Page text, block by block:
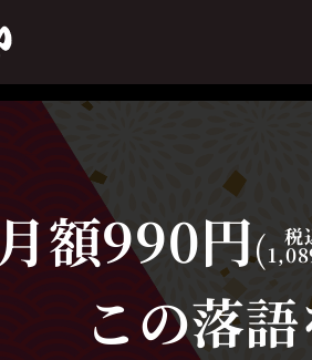
芸人からさがす
演目 からさがす
上演時間からさ
月額990円( 税
この落